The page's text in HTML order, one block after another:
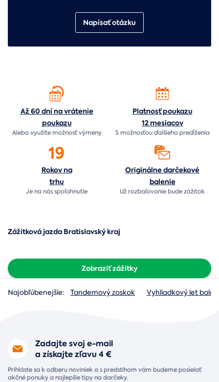
Napísať otázku
Až 60 dní na vrátenie
poukazu
Alebo využite možnosť výmeny
Platnosť poukazu
12 mesiacov
S možnosťou ďalšieho predĺženia
19
Rokov na
trhu
Je na násspoľahnutie
Originálne darčekové
balenie
Už rozbaľovanie budezážitok
Zážitková jazda Bratislavský kraj
Zobraziť zážitky
Najobľúbenejšie: Tandemový zoskok Vyhliadkový let
Zadajte svoj e-mail
a získajte zľavu 4 €
Prihláste sa k odberu noviniek a s predstihom vám budeme posielať
akčné ponuky a najlepšie tipy na darčeky.